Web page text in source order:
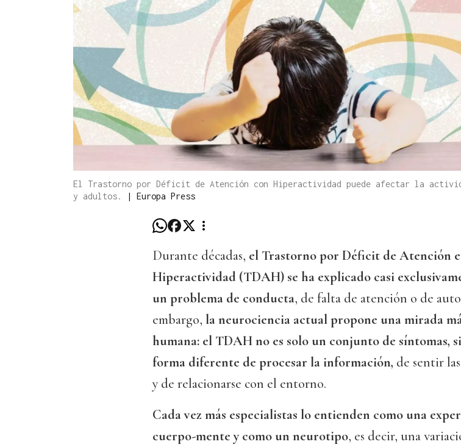
El Trastorno por Déficit de Atención con Hiperactividad puede afectar la
y adultos.
| Europa Press
Durante décadas, el Trastorno por Déficit de Atención e
Hiperactividad (TDAH) se ha explicado casi
un problema de conducta, de falta de atención o de
embargo, la neurociencia actual propone una mirada
humana: el TDAH no es solo un conjunto de síntomas,
forma diferente de procesar la información, de sentir
y de relacionarse con el entorno.
Cada vez más especialistas lo entienden como una
cuerpo-mente y como un neurotipo, es decir, una